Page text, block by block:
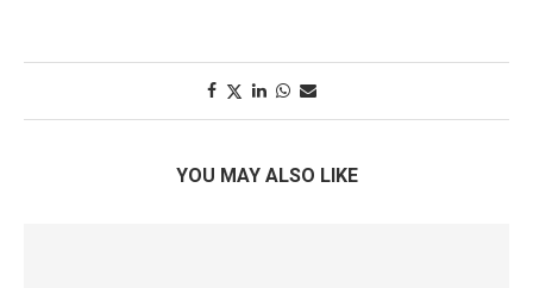
YOU MAY ALSO LIKE